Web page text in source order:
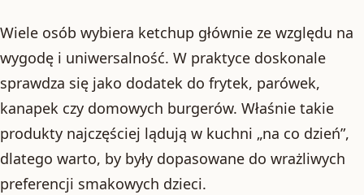
Wiele osób wybiera ketchup głównie ze względu na
wygodę i uniwersalność. W praktyce doskonale
sprawdza się jako dodatek do frytek, parówek,
kanapek czy domowych burgerów. Właśnie takie
produkty najczęściej lądują w kuchni „na co dzień”,
dlatego warto, by były dopasowane do wrażliwych
preferencji smakowych dzieci.